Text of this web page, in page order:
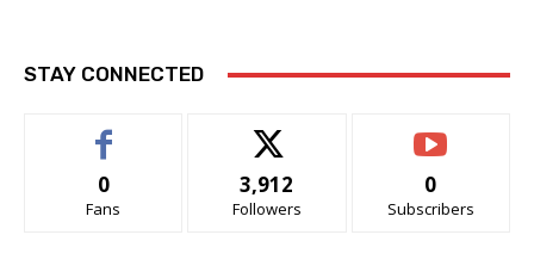
STAY CONNECTED
0
Fans
3,912
Followers
0
Subscribers